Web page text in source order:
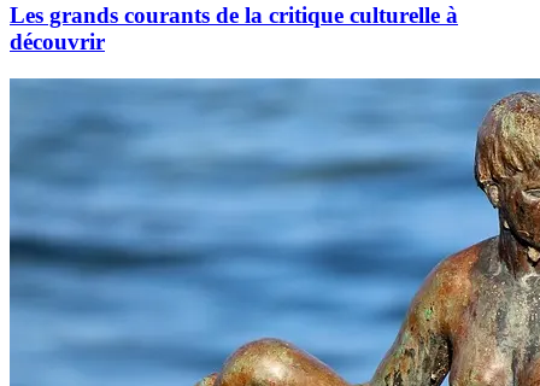
Les grands courants de la critique culturelle à
découvrir